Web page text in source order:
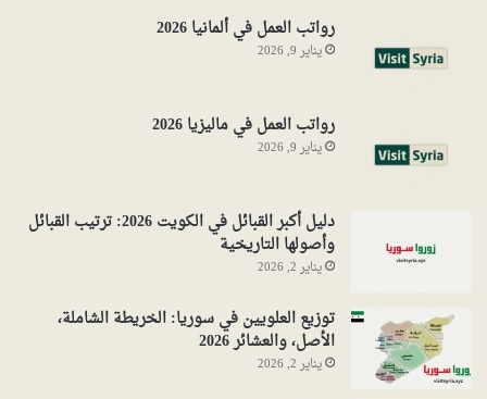
رواتب العمل في ألمانيا 2026
يناير 9, 2026
رواتب العمل في ماليزيا 2026
يناير 9, 2026
دليل أكبر القبائل في الكويت 2026: ترتيب القبائل
وأصولها التاريخية
يناير 2, 2026
توزيع العلويين في سوريا: الخريطة الشاملة،
الأصل، والعشائر 2026
يناير 2, 2026